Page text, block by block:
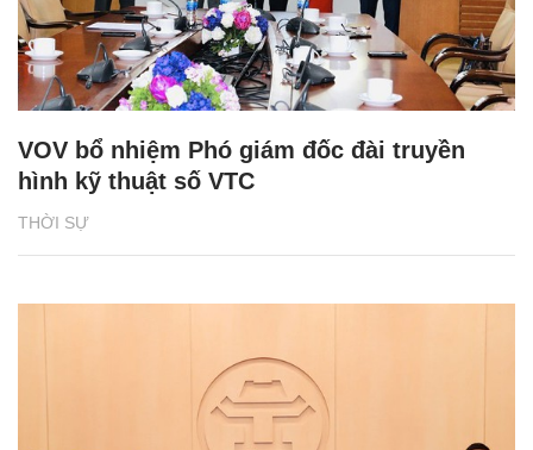
THỜI SỰ
VOV bổ nhiệm Phó giám đốc đài truyền
hình kỹ thuật số VTC